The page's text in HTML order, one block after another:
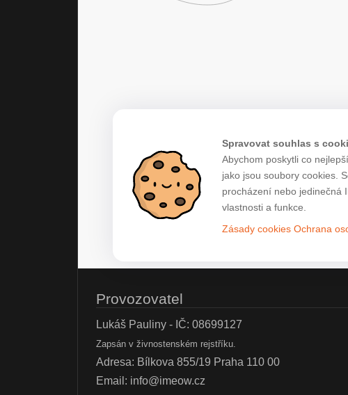
Spravovat souhlas s
Abychom poskytli co
jako jsou soubory cookies.
procházení nebo jedinečná
vlastnosti a funkce.
Zásady cookies Ochrana
Provozovatel
Lukáš Pauliny - IČ: 08699127
Zapsán v živnostenském rejstříku.
Adresa: Bílkova 855/19 Praha 110 00
Email: info@imeow.cz